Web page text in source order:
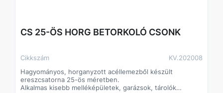
CS 25-ÖS HORG BETORKOLÓ CSONK
Cikkszám
KV.202008
Hagyományos, horganyzott acéllemezből készült
ereszcsatorna 25-ös méretben.
Alkalmas kisebb melléképületek, garázsok, tárolók